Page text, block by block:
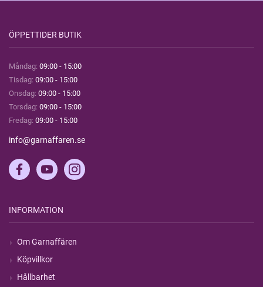
ÖPPETTIDER BUTIK
Måndag: 09:00 - 15:00
Tisdag: 09:00 - 15:00
Onsdag: 09:00 - 15:00
Torsdag: 09:00 - 15:00
Fredag: 09:00 - 15:00
info@garnaffaren.se
INFORMATION
Om Garnaffären
Köpvillkor
Hållbarhet